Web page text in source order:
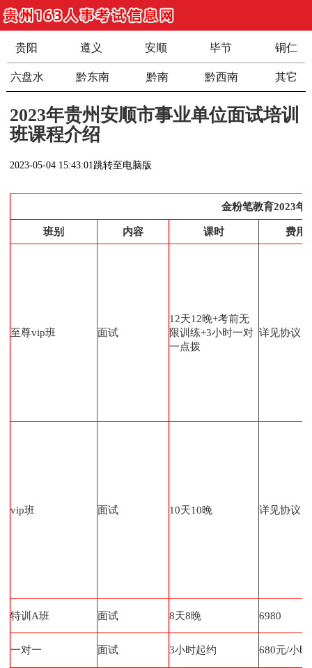
贵阳 遵义 安顺 毕节 铜仁
六盘水 黔东南 黔南 黔西南 其它
2023年贵州安顺市事业单位面试培训
班课程介绍
2023-05-04 15:43:01跳转至电脑版
金粉笔教育2023年
班别 内容 课时 费用
至尊vip班 面试
12天12晚+考前无
限训练+3小时一对
一点拨
详见协议
vip班 面试 10天10晚 详见协议
特训A班 面试 8天8晚 6980
一对一 面试 3小时起约 680元/小时